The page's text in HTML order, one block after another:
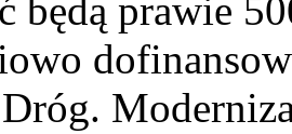
będą prawie